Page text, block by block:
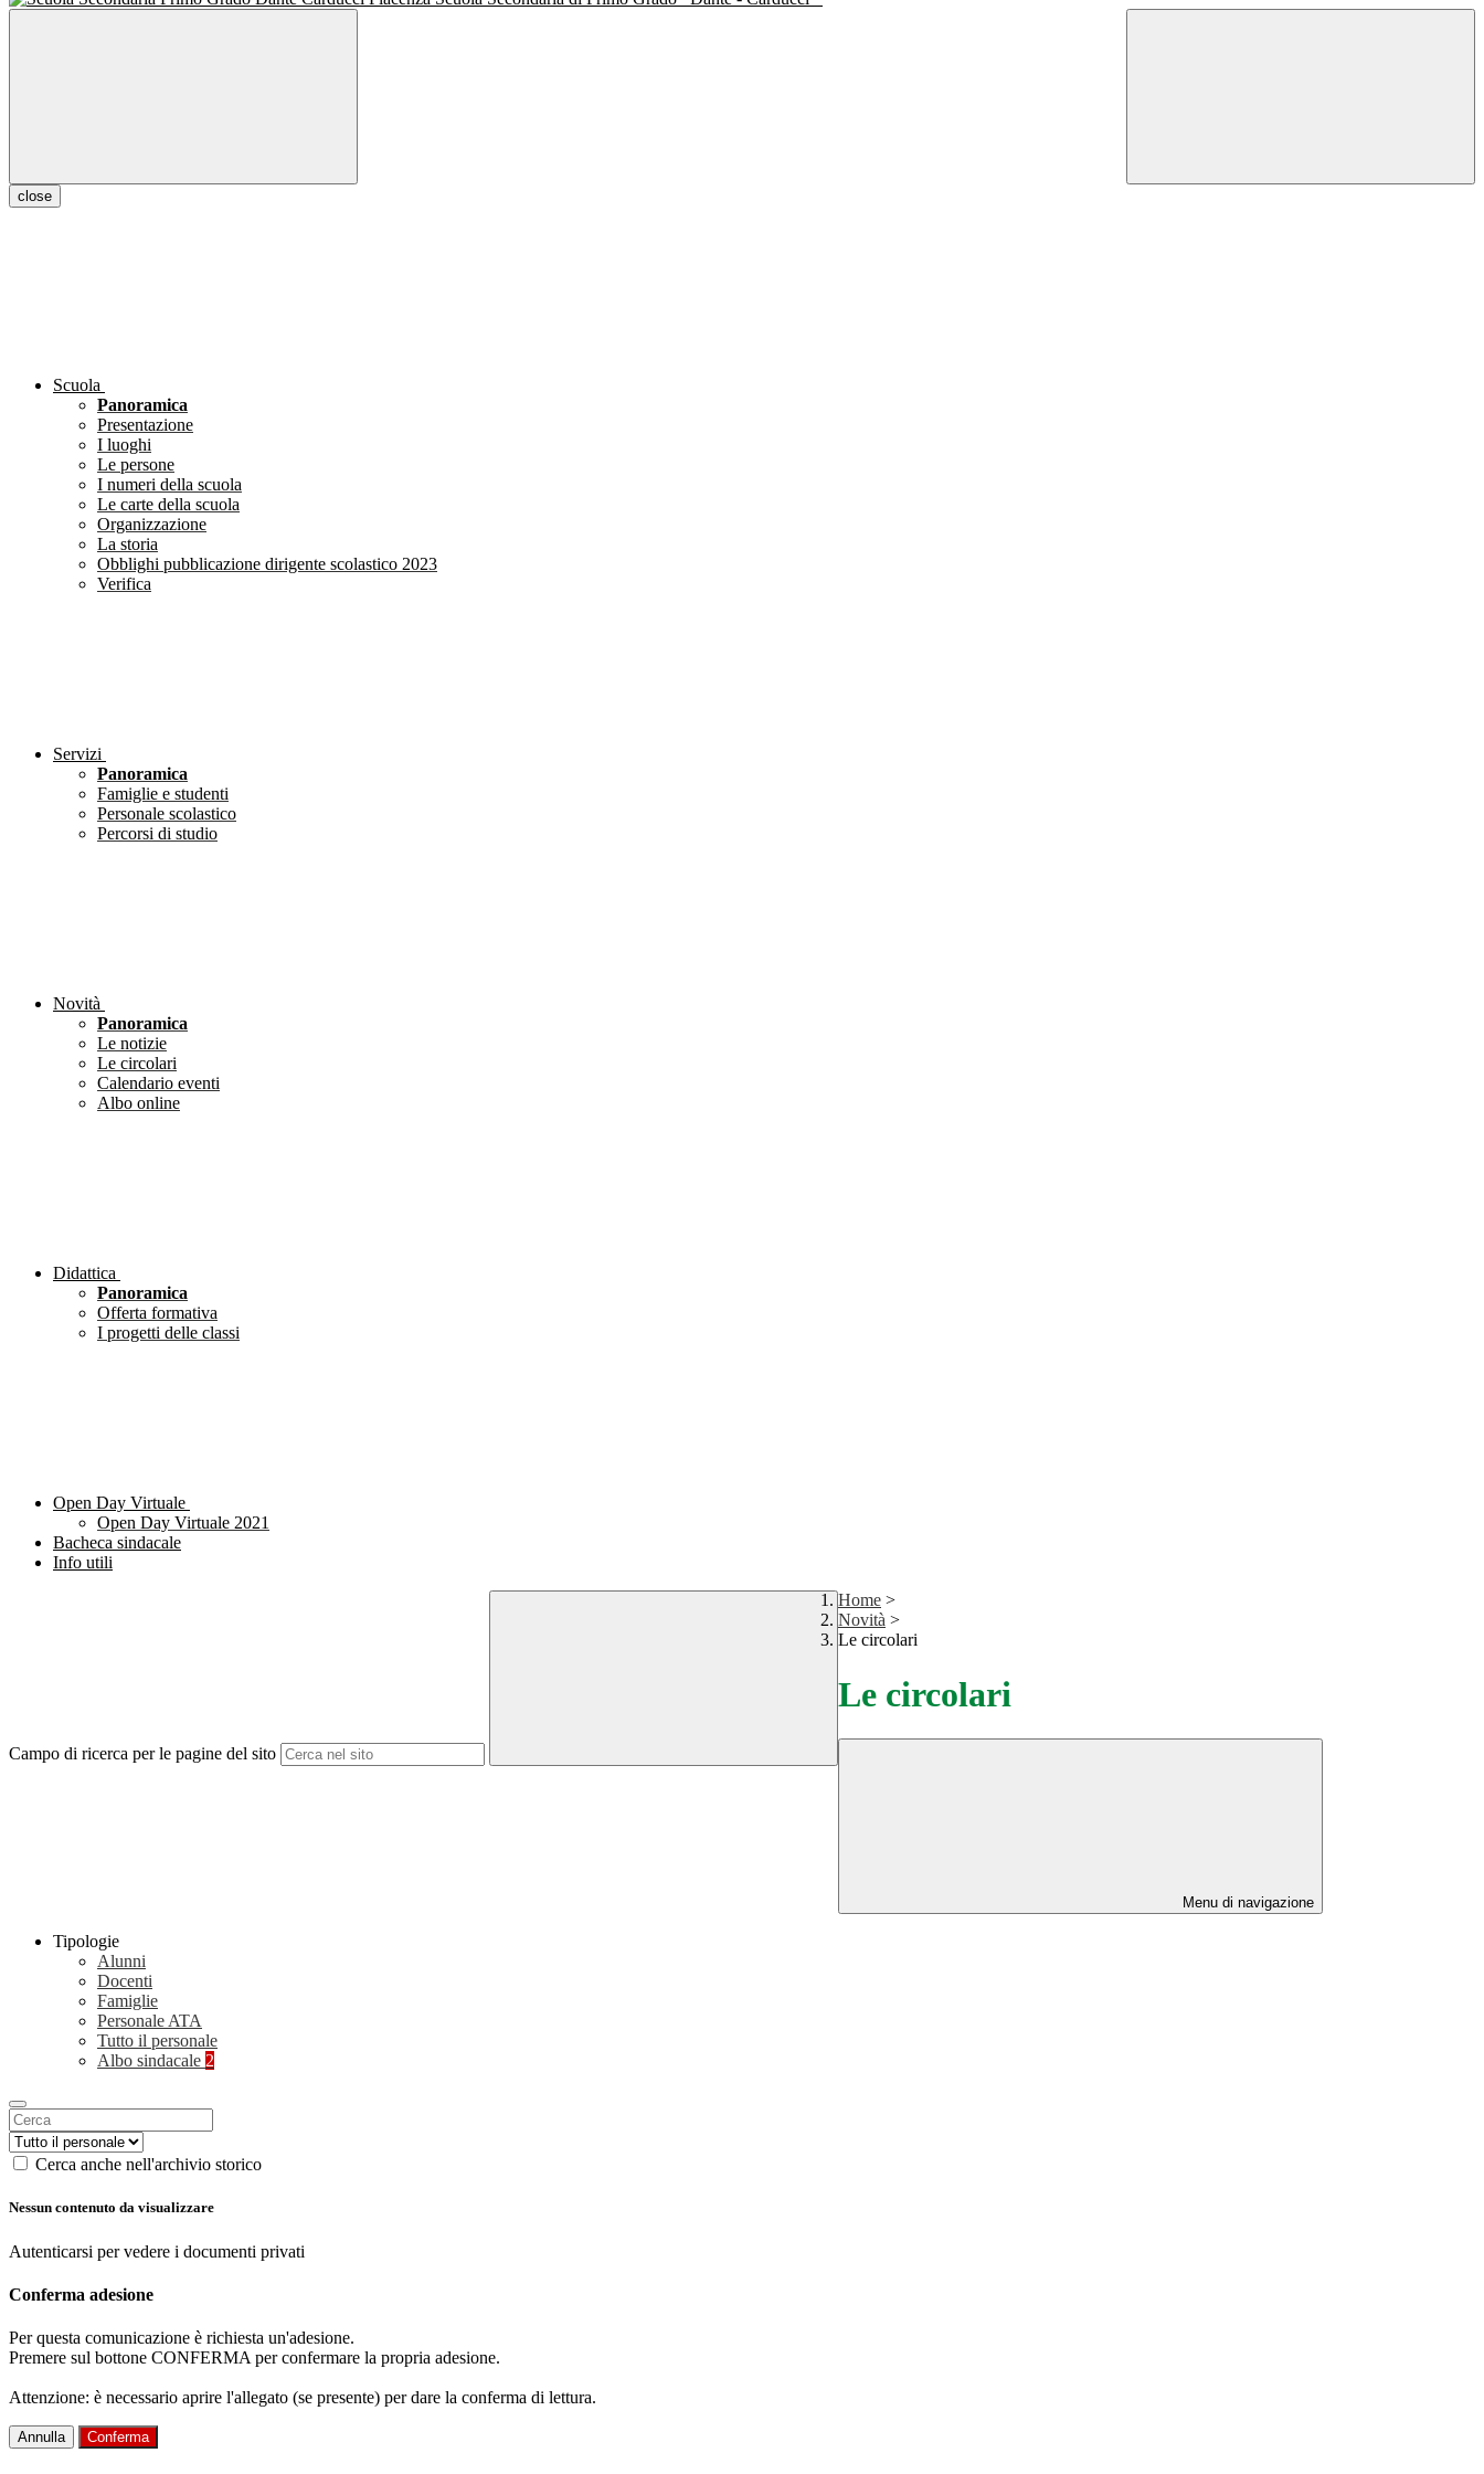
close
Scuola
Panoramica
Presentazione
I luoghi
Le persone
I numeri della scuola
Le carte della scuola
Organizzazione
La storia
Obblighi pubblicazione dirigente scolastico 2023
Verifica
Servizi
Panoramica
Famiglie e studenti
Personale scolastico
Percorsi di studio
Novità
Panoramica
Le notizie
Le circolari
Calendario eventi
Albo online
Didattica
Panoramica
Offerta formativa
I progetti delle classi
Open Day Virtuale
Open Day Virtuale 2021
Bacheca sindacale
Info utili
Campo di ricerca per le pagine del sito
Home >
Novità >
Le circolari
Le circolari
Menu di navigazione
Tipologie
Alunni
Docenti
Famiglie
Personale ATA
Tutto il personale
Albo sindacale 2
Cerca anche nell'archivio storico
Nessun contenuto da visualizzare
Autenticarsi per vedere i documenti privati
Conferma adesione
Per questa comunicazione è richiesta un'adesione.
Premere sul bottone CONFERMA per confermare la propria adesione.
Attenzione: è necessario aprire l'allegato (se presente) per dare la conferma di lettura.
Annulla Conferma